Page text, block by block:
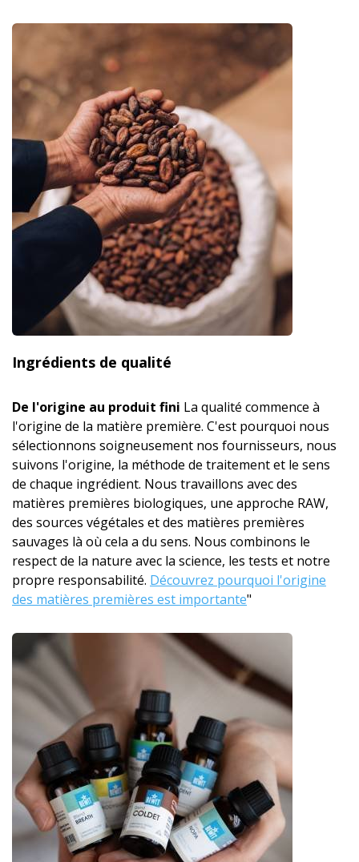
Ingrédients de qualité
De l'origine au produit fini La qualité commence à
l'origine de la matière première. C'est pourquoi nous
sélectionnons soigneusement nos fournisseurs, nous
suivons l'origine, la méthode de traitement et le sens
de chaque ingrédient. Nous travaillons avec des
matières premières biologiques, une approche RAW,
des sources végétales et des matières premières
sauvages là où cela a du sens. Nous combinons le
respect de la nature avec la science, les tests et notre
propre responsabilité. Découvrez pourquoi l'origine
des matières premières est importante"